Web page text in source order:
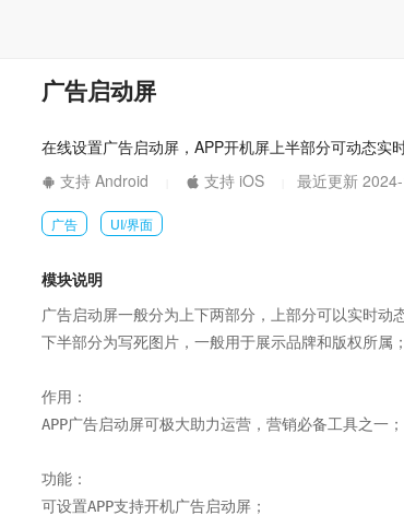
广告启动屏
在线设置广告启动屏，APP开机屏上半部分可动态实
支持 Android
支持 iOS 最近更新
广告 UI/界面
模块说明
广告启动屏一般分为上下两部分，上部分可以实时动
下半部分为写死图片，一般用于展示品牌和版权所属；
作用：
APP广告启动屏可极大助力运营，营销必备工具之一；
功能：
可设置APP支持开机广告启动屏；